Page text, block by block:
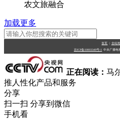
农文旅融合
加载更多
首页 全站
京ICP备10003349号-1 中央广播电
正在阅读： 马
推人性化产品和服务
分享
扫一扫 分享到微信
手机看